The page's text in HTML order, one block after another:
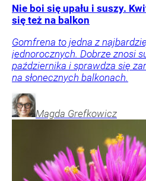
Nie boi się upału i suszy.
się też na balkon
Gomfrena to jedna z
jednorocznych. Dobrze znosi
października i sprawdza się
na słonecznych balkonach.
Magda Grefkowicz